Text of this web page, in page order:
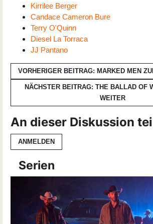
Kirrilee Berger
Candace Cameron Bure
Terry O'Quinn
Diesel La Torraca
JJ Pantano
VORHERIGER BEITRAG: MARKED MEN
NÄCHSTER BEITRAG: THE BALLAD OF
WEITER
An dieser Diskussion
ANMELDEN
Serien